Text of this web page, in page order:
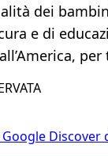
dei
e di
Discover